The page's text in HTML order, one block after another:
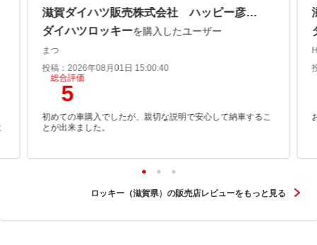
滋賀ダイハツ販売株式会社 ハッピー彦根店
ダイハツロッキーを購入したユーザー
まつ
投稿：2026年08月01日 15:00:40
総合評価
5
初めての車購入でしたが、親切な説明で安心して納車するこ
とが出来ました。
ロッキー（滋賀県）の販売店レビューをもっと見る